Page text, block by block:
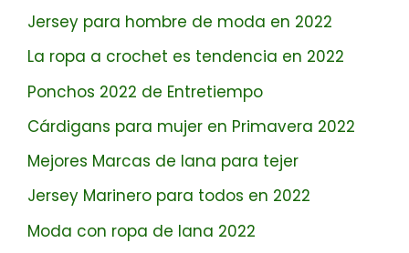
Jersey para hombre de moda en 2022
La ropa a crochet es tendencia en 2022
Ponchos 2022 de Entretiempo
Cárdigans para mujer en Primavera 2022
Mejores Marcas de lana para tejer
Jersey Marinero para todos en 2022
Moda con ropa de lana 2022